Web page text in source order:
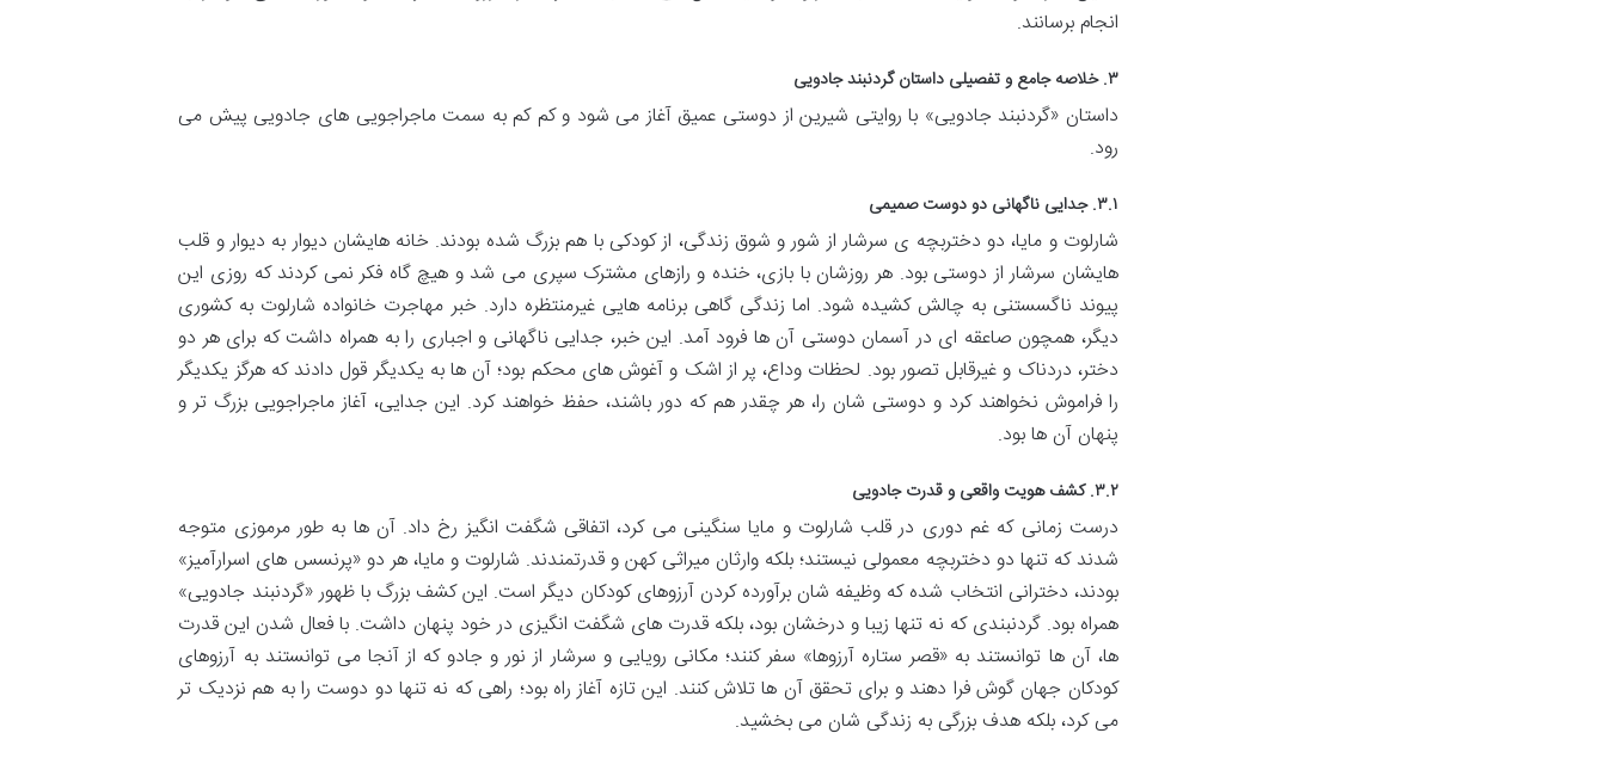
انجام برسانند.
۳. خلاصه جامع و تفصیلی داستان گردنبند جادویی
داستان «گردنبند جادویی» با روایتی شیرین از دوستی عمیق آغاز می شود و کم کم به سمت ماجراجویی های جادویی پیش می
رود.
۳.۱. جدایی ناگهانی دو دوست صمیمی
شارلوت و مایا، دو دختربچه ی سرشار از شور و شوق زندگی، از کودکی با هم بزرگ شده بودند. خانه هایشان دیوار به دیوار و قلب
هایشان سرشار از دوستی بود. هر روزشان با بازی، خنده و رازهای مشترک سپری می شد و هیچ گاه فکر نمی کردند که روزی این
پیوند ناگسستنی به چالش کشیده شود. اما زندگی گاهی برنامه هایی غیرمنتظره دارد. خبر مهاجرت خانواده شارلوت به کشوری
دیگر، همچون صاعقه ای در آسمان دوستی آن ها فرود آمد. این خبر، جدایی ناگهانی و اجباری را به همراه داشت که برای هر دو
دختر، دردناک و غیرقابل تصور بود. لحظات وداع، پر از اشک و آغوش های محکم بود؛ آن ها به یکدیگر قول دادند که هرگز یکدیگر
را فراموش نخواهند کرد و دوستی شان را، هر چقدر هم که دور باشند، حفظ خواهند کرد. این جدایی، آغاز ماجراجویی بزرگ تر و
پنهان آن ها بود.
۳.۲. کشف هویت واقعی و قدرت جادویی
درست زمانی که غم دوری در قلب شارلوت و مایا سنگینی می کرد، اتفاقی شگفت انگیز رخ داد. آن ها به طور مرموزی متوجه
شدند که تنها دو دختربچه معمولی نیستند؛ بلکه وارثان میراثی کهن و قدرتمندند. شارلوت و مایا، هر دو «پرنسس های اسرارآمیز»
بودند، دخترانی انتخاب شده که وظیفه شان برآورده کردن آرزوهای کودکان دیگر است. این کشف بزرگ با ظهور «گردنبند جادویی»
همراه بود. گردنبندی که نه تنها زیبا و درخشان بود، بلکه قدرت های شگفت انگیزی در خود پنهان داشت. با فعال شدن این قدرت
ها، آن ها توانستند به «قصر ستاره آرزوها» سفر کنند؛ مکانی رویایی و سرشار از نور و جادو که از آنجا می توانستند به آرزوهای
کودکان جهان گوش فرا دهند و برای تحقق آن ها تلاش کنند. این تازه آغاز راه بود؛ راهی که نه تنها دو دوست را به هم نزدیک تر
می کرد، بلکه هدف بزرگی به زندگی شان می بخشید.